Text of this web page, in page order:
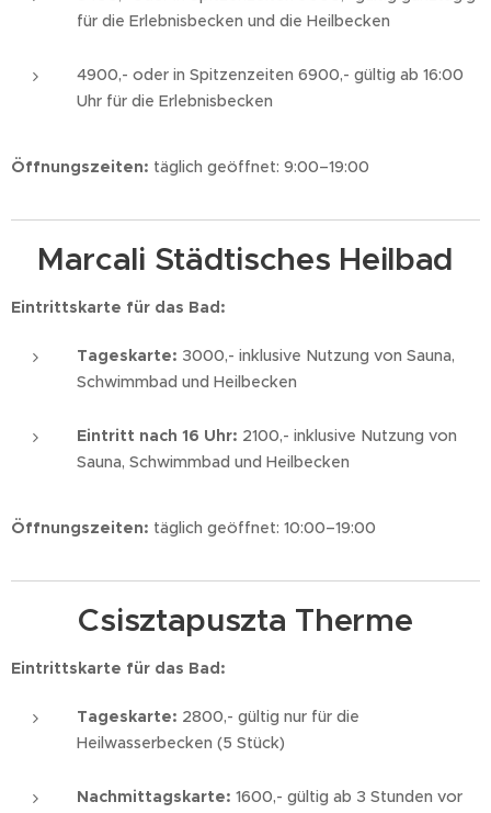
für die Erlebnisbecken und die Heilbecken
4900,- oder in Spitzenzeiten 6900,- gültig ab 16:00
Uhr für die Erlebnisbecken
Öffnungszeiten: täglich geöffnet: 9:00–19:00
Marcali Städtisches Heilbad
Eintrittskarte für das Bad:
Tageskarte: 3000,- inklusive Nutzung von Sauna,
Schwimmbad und Heilbecken
Eintritt nach 16 Uhr: 2100,- inklusive Nutzung von
Sauna, Schwimmbad und Heilbecken
Öffnungszeiten: täglich geöffnet: 10:00–19:00
Csisztapuszta Therme
Eintrittskarte für das Bad:
Tageskarte: 2800,- gültig nur für die
Heilwasserbecken (5 Stück)
Nachmittagskarte: 1600,- gültig ab 3 Stunden vor